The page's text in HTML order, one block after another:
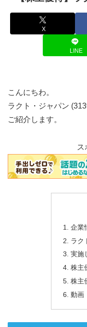
X
LINE
こんにちわ。
ラクト・ジャパン
ご紹介します。
ス
企業
ラク
実施
株主
株主
動画